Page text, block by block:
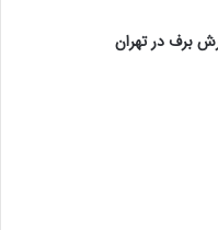
برف در تهران